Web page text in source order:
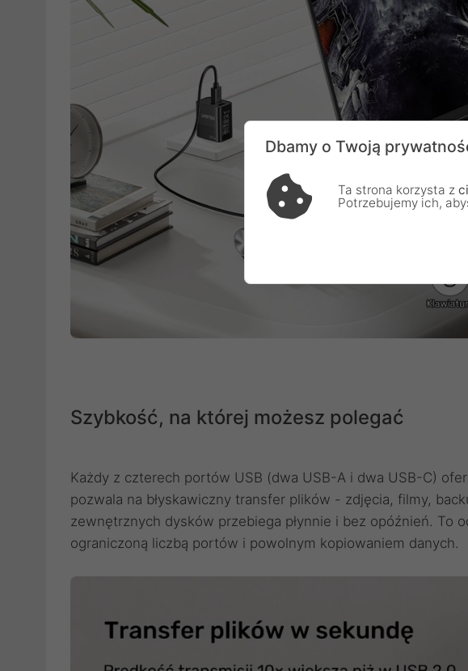
Szybkość, na której możesz polegać
Każdy z czterech portów USB (dwa USB-A i dwa USB-C)
pozwala na błyskawiczny transfer plików - zdjęcia, filmy,
zewnętrznych dysków przebiega płynnie i bez opóźnień. To
ograniczoną liczbą portów i powolnym kopiowaniem danych.
Dbamy o Twoją
Ta strona korzysta z
Potrzebujemy ich,